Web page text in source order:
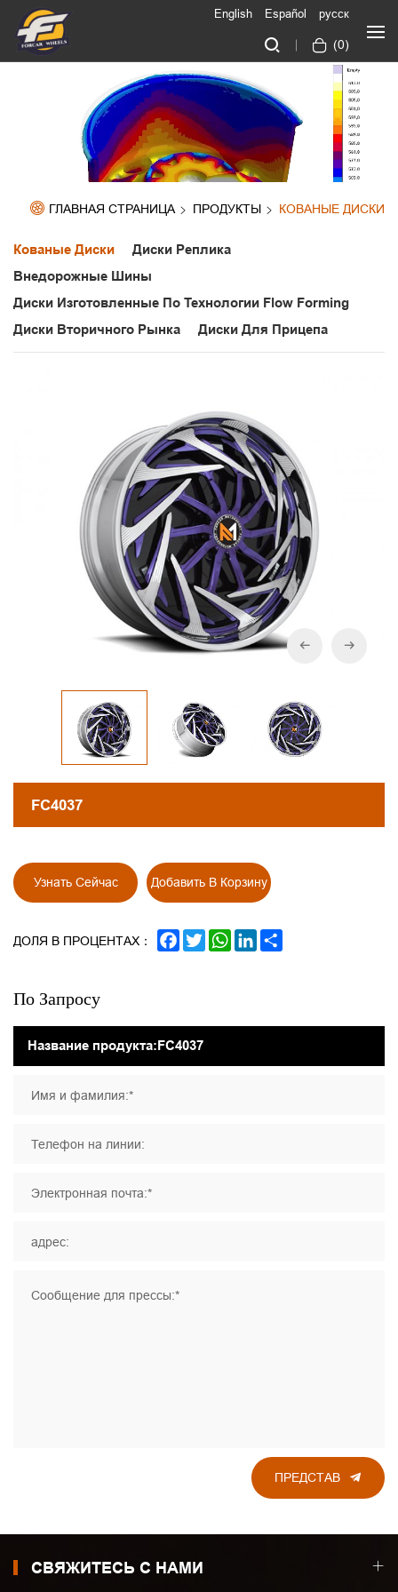
(0)
English Español русск
ГЛАВНАЯ СТРАНИЦА ПРОДУКТЫ КОВАНЫЕ ДИСКИ
Кованые Диски
Диски Реплика
Внедорожные Шины
Диски Изготовленные По Технологии Flow Forming
Диски Вторичного Рынка
Диски Для Прицепа
FC4037
Узнать Сейчас Добавить В Корзину
ДОЛЯ В ПРОЦЕНТАХ： FACEBOOK
TWITTERWHATSAPP
LINKEDIN
По Запросу
Имя и фамилия:*
Телефон на линии:
Электронная почта:*
адрес:
Сообщение для прессы:*
ПРЕДСТАВ
СВЯЖИТЕСЬ С НАМИ